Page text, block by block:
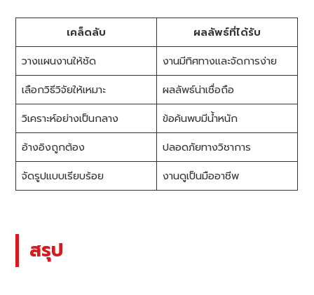
เคล็ดลับ
ผลลัพธ์ที่ได้รับ
วางแผนงานให้ชัด
งานมีทิศทางและจัดการง่าย
เลือกวิธีวิจัยให้เหมาะ
ผลลัพธ์น่าเชื่อถือ
วิเคราะห์อย่างเป็นกลาง
ข้อค้นพบมีน้ำหนัก
อ้างอิงถูกต้อง
ปลอดภัยทางวิชาการ
จัดรูปแบบเรียบร้อย
งานดูเป็นมืออาชีพ
สรุป